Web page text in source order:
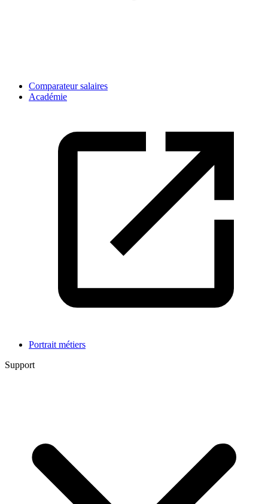
Comparateur salaires
Académie
Portrait métiers
Support